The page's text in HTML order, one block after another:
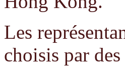
Les
choisis par